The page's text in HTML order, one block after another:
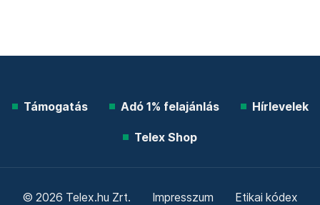
Támogatás Adó 1% felajánlás Hírlevelek
Telex Shop
© 2026 Telex.hu Zrt. Impresszum Etikai kódex